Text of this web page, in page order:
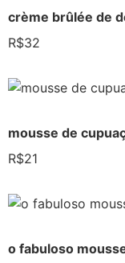
crème brûlée de
R$32
mousse de
R$21
o fabuloso